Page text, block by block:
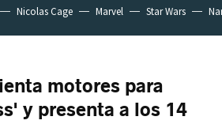
Nicolas Cage Marvel Star Wars
motores para
y presenta a los 14